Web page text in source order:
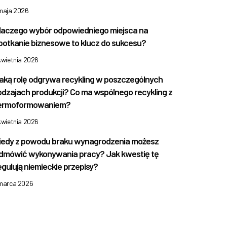
2026
wybór odpowiedniego miejsca na
biznesowe to klucz do sukcesu?
2026
rolę odgrywa recykling w poszczególnych
produkcji? Co ma wspólnego recykling z
2026
z powodu braku wynagrodzenia możesz
wykonywania pracy? Jak kwestię tę
niemieckie przepisy?
2026